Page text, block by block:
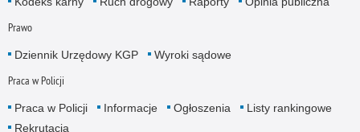
Prawo
Dziennik Urzędowy KGP Wyroki sądowe
Praca w Policji
Praca w Policji Informacje Ogłoszenia
Listy rankingowe
Rekrutacja